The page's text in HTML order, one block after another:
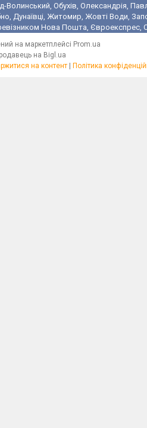
Обухів, Олександрія,
Житомир, Жовті Води,
Нова Пошта, Євроекспрес,
на маркетплейсі Prom.ua
на Bigl.ua
на контент | Політика